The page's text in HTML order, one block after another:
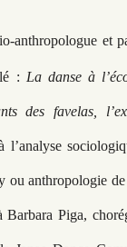
anthropologue et
: La danse à
des favelas,
l’analyse
anthropologie de
Piga,